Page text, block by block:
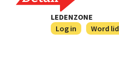
LEDENZONE
Log in
Word lid